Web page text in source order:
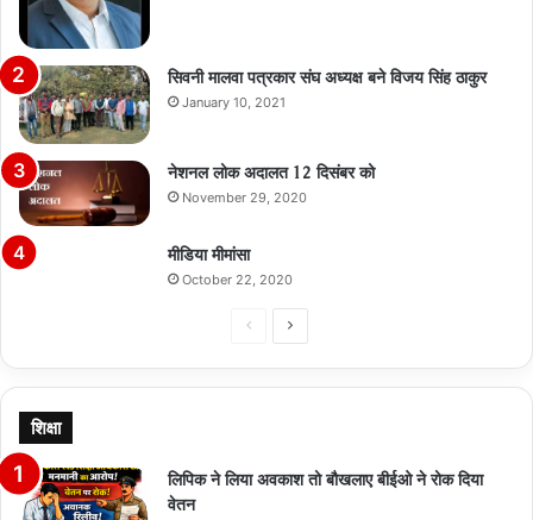
सिवनी मालवा पत्रकार संघ अध्यक्ष बने विजय सिंह ठाकुर
January 10, 2021
नेशनल लोक अदालत 12 दिसंबर को
November 29, 2020
मीडिया मीमांसा
October 22, 2020
PreviousNext
शिक्षा
लिपिक ने लिया अवकाश तो बौखलाए बीईओ ने रोक दिया
वेतन